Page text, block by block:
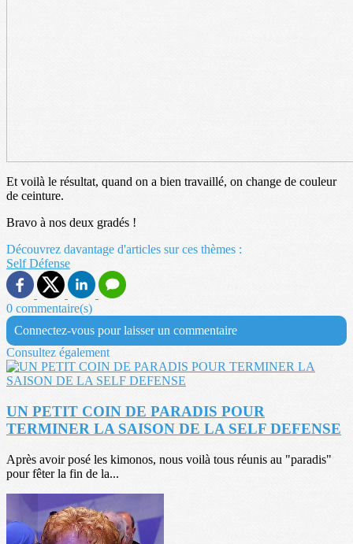
Et voilà le résultat, quand on a bien travaillé, on change de couleur
de ceinture.
Bravo à nos deux gradés !
Découvrez davantage d'articles sur ces thèmes :
Self Défense
0 commentaire(s)
Connectez-vous pour laisser un commentaire
Consultez également
UN PETIT COIN DE PARADIS POUR
TERMINER LA SAISON DE LA SELF DEFENSE
Après avoir posé les kimonos, nous voilà tous réunis au "paradis"
pour fêter la fin de la...